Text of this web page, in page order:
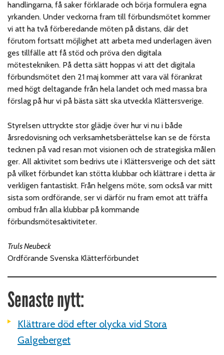
handlingarna, få saker förklarade och börja formulera egna
yrkanden. Under veckorna fram till förbundsmötet kommer
vi att ha två förberedande möten på distans, där det
förutom fortsatt möjlighet att arbeta med underlagen även
ges tillfälle att få stöd och pröva den digitala
mötestekniken. På detta sätt hoppas vi att det digitala
förbundsmötet den 21 maj kommer att vara väl förankrat
med högt deltagande från hela landet och med massa bra
förslag på hur vi på bästa sätt ska utveckla Klättersverige.
Styrelsen uttryckte stor glädje över hur vi nu i både
årsredovisning och verksamhetsberättelse kan se de första
tecknen på vad resan mot visionen och de strategiska målen
ger. All aktivitet som bedrivs ute i Klättersverige och det sätt
på vilket förbundet kan stötta klubbar och klättrare i detta är
verkligen fantastiskt. Från helgens möte, som också var mitt
sista som ordförande, ser vi därför nu fram emot att träffa
ombud från alla klubbar på kommande
förbundsmötesaktiviteter.
Truls Neubeck
Ordförande Svenska Klätterförbundet
Senaste nytt:
Klättrare död efter olycka vid Stora
Galgeberget